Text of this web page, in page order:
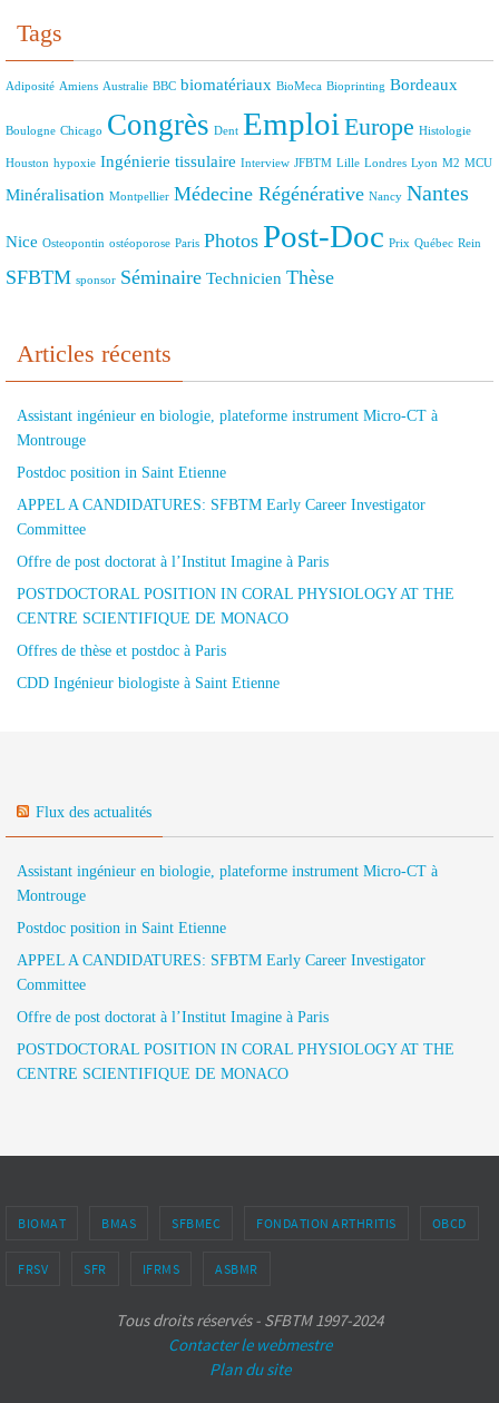
Tags
Adiposité Amiens Australie BBC biomatériaux BioMeca Bioprinting Bordeaux
Boulogne Chicago Congrès Dent Emploi Europe Histologie
Houston hypoxie Ingénierie tissulaire Interview JFBTM Lille Londres Lyon M2 MCU
Minéralisation Montpellier Médecine Régénérative Nancy Nantes
Nice Osteopontin ostéoporose Paris Photos Post-Doc Prix Québec Rein
SFBTM sponsor Séminaire Technicien Thèse
Articles récents
Assistant ingénieur en biologie, plateforme instrument Micro-CT à
Montrouge
Postdoc position in Saint Etienne
APPEL A CANDIDATURES: SFBTM Early Career Investigator
Committee
Offre de post doctorat à l’Institut Imagine à Paris
POSTDOCTORAL POSITION IN CORAL PHYSIOLOGY AT THE
CENTRE SCIENTIFIQUE DE MONACO
Offres de thèse et postdoc à Paris
CDD Ingénieur biologiste à Saint Etienne
Flux des actualités
Assistant ingénieur en biologie, plateforme instrument Micro-CT à
Montrouge
Postdoc position in Saint Etienne
APPEL A CANDIDATURES: SFBTM Early Career Investigator
Committee
Offre de post doctorat à l’Institut Imagine à Paris
POSTDOCTORAL POSITION IN CORAL PHYSIOLOGY AT THE
CENTRE SCIENTIFIQUE DE MONACO
BIOMAT BMAS SFBMEC FONDATION ARTHRITIS OBCD
FRSV SFR IFRMS ASBMR
Tous droits réservés - SFBTM 1997-2024
Contacter le webmestre
Plan du site